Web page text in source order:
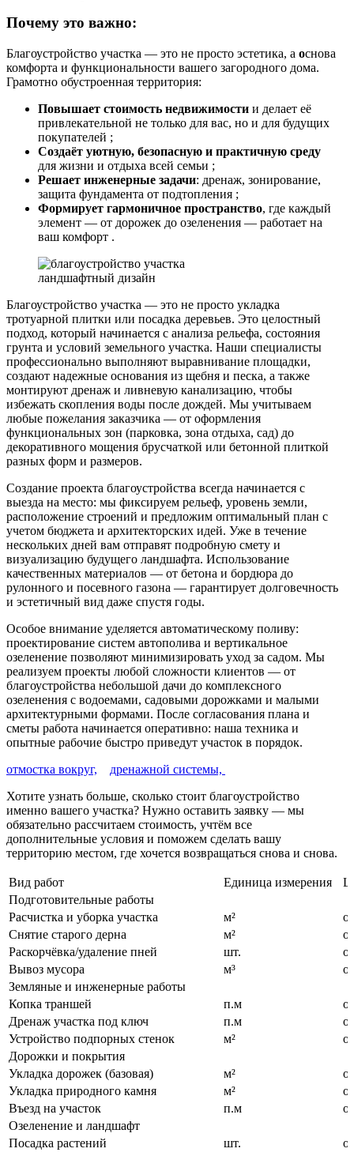
Почему это важно:
Благоустройство участка — это не просто эстетика, а основа
комфорта и функциональности вашего загородного дома.
Грамотно обустроенная территория:
Повышает стоимость недвижимости и делает её
привлекательной не только для вас, но и для будущих
покупателей ;
Создаёт уютную, безопасную и практичную среду
для жизни и отдыха всей семьи ;
Решает инженерные задачи: дренаж, зонирование,
защита фундамента от подтопления ;
Формирует гармоничное пространство, где каждый
элемент — от дорожек до озеленения — работает на
ваш комфорт .
ландшафтный дизайн
Благоустройство участка — это не просто укладка
тротуарной плитки или посадка деревьев. Это целостный
подход, который начинается с анализа рельефа, состояния
грунта и условий земельного участка. Наши специалисты
профессионально выполняют выравнивание площадки,
создают надежные основания из щебня и песка, а также
монтируют дренаж и ливневую канализацию, чтобы
избежать скопления воды после дождей. Мы учитываем
любые пожелания заказчика — от оформления
функциональных зон (парковка, зона отдыха, сад) до
декоративного мощения брусчаткой или бетонной плиткой
разных форм и размеров.
Создание проекта благоустройства всегда начинается с
выезда на место: мы фиксируем рельеф, уровень земли,
расположение строений и предложим оптимальный план с
учетом бюджета и архитекторских идей. Уже в течение
нескольких дней вам отправят подробную смету и
визуализацию будущего ландшафта. Использование
качественных материалов — от бетона и бордюра до
рулонного и посевного газона — гарантирует долговечность
и эстетичный вид даже спустя годы.
Особое внимание уделяется автоматическому поливу:
проектирование систем автополива и вертикальное
озеленение позволяют минимизировать уход за садом. Мы
реализуем проекты любой сложности клиентов — от
благоустройства небольшой дачи до комплексного
озеленения с водоемами, садовыми дорожками и малыми
архитектурными формами. После согласования плана и
сметы работа начинается оперативно: наша техника и
опытные рабочие быстро приведут участок в порядок.
отмостка вокруг,
дренажной системы,
Хотите узнать больше, сколько стоит благоустройство
именно вашего участка? Нужно оставить заявку — мы
обязательно рассчитаем стоимость, учтём все
дополнительные условия и поможем сделать вашу
территорию местом, где хочется возвращаться снова и снова.
Вид работ Единица измерения
Подготовительные работы
Расчистка и уборка участка
м²
Снятие старого дерна
м²
Раскорчёвка/удаление пней
шт.
Вывоз мусора
м³
Земляные и инженерные работы
Копка траншей
п.м
Дренаж участка под ключ
п.м
Устройство подпорных стенок
м²
Дорожки и покрытия
Укладка дорожек (базовая)
м²
Укладка природного камня
м²
Въезд на участок
п.м
Озеленение и ландшафт
Посадка растений
шт.